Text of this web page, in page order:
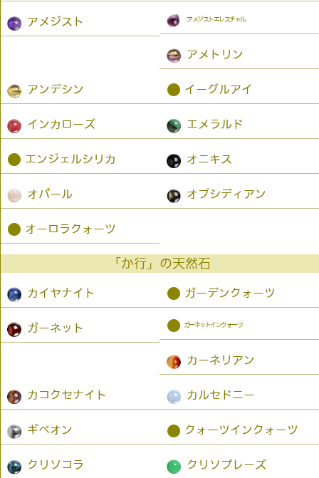
アメジスト アメジストエレスチャル
アメトリン
アンデシン ● イーグルアイ
インカローズ エメラルド
● エンジェルシリカ オニキス
オパール オブシディアン
● オーロラクォーツ
「か行」の天然石
カイヤナイト ● ガーデンクォーツ
ガーネット ● ガーネットインクォーツ
カーネリアン
カコクセナイト カルセドニー
ギベオン ● クォーツインクォーツ
クリソコラ クリソプレーズ